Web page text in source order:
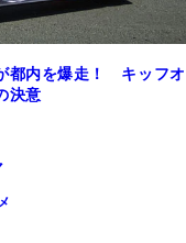
都内を爆走！ キッフオ
決意